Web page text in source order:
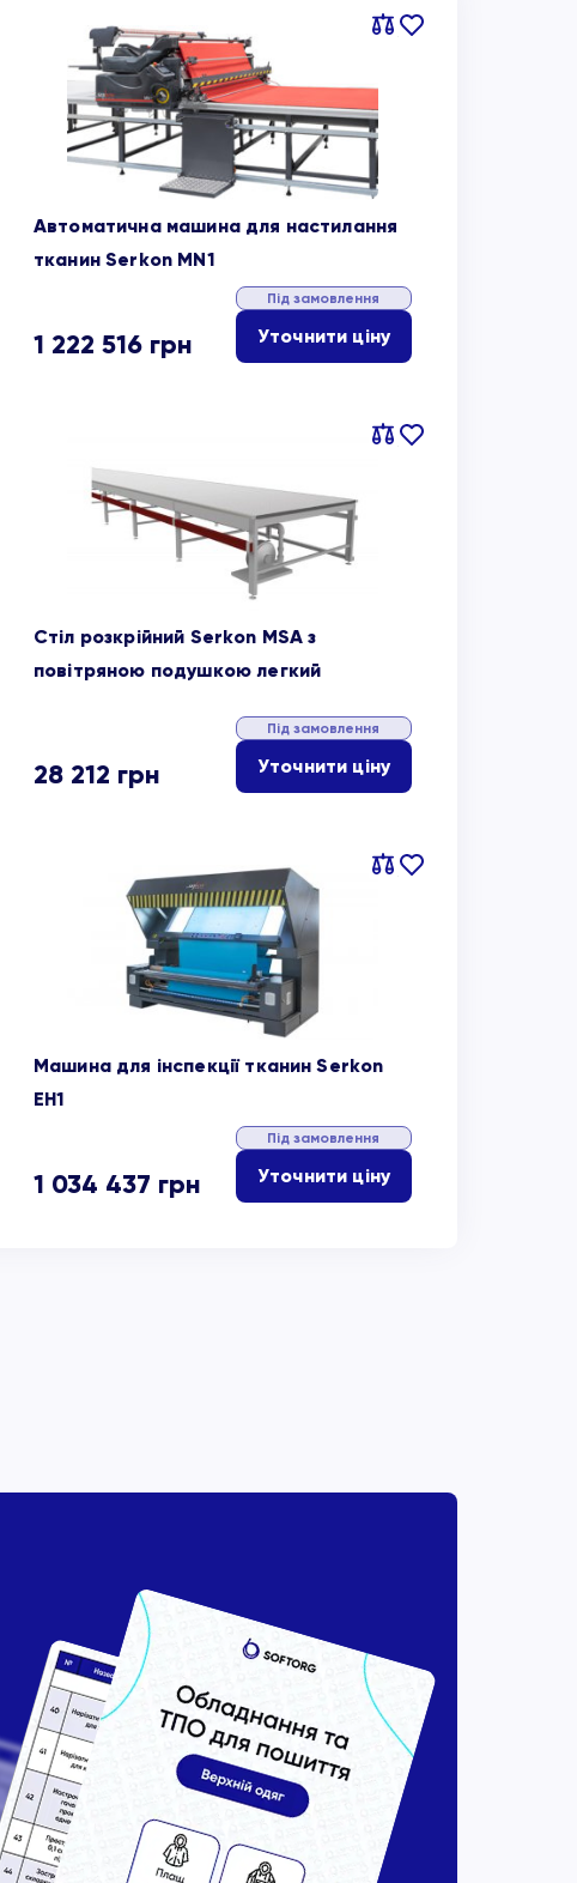
Порівняти
В
Автоматична машина для настилання
тканин Serkon MN1
1 222 516 грн
Під замовлення
Уточнити ціну
Порівняти
В
Стіл розкрійний Serkon MSA з
повітряною подушкою легкий
28 212 грн
Під замовлення
Уточнити ціну
Порівняти
В
Машина для інспекції тканин Serkon
EH1
1 034 437 грн
Під замовлення
Уточнити ціну